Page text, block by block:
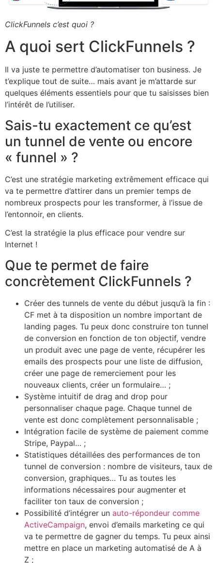
ClickFunnels c’est quoi ?
A quoi sert ClickFunnels ?
Il va juste te permettre d’automatiser ton business. Je
t’explique tout de suite… mais avant je m’attarde sur
quelques éléments essentiels pour que tu saisisses bien
l’intérêt de l’utiliser.
Sais-tu exactement ce qu’est
un tunnel de vente ou encore
« funnel » ?
C’est une stratégie marketing extrêmement efficace qui
va te permettre d’attirer dans un premier temps de
nombreux prospects pour les transformer, à l’issue de
l’entonnoir, en clients.
C’est la stratégie la plus efficace pour vendre sur
Internet !
Que te permet de faire
concrètement ClickFunnels ?
Créer des tunnels de vente du début jusqu’à la fin :
CF met à ta disposition un nombre important de
landing pages. Tu peux donc construire ton tunnel
de conversion en fonction de ton objectif, vendre
un produit avec une page de vente, récupérer les
emails des prospects pour une liste de diffusion,
créer une page de remerciement pour les
nouveaux clients, créer un formulaire… ;
Système intuitif de drag and drop pour
personnaliser chaque page. Chaque tunnel de
vente est donc complètement personnalisable ;
Intégration facile de système de paiement comme
Stripe, Paypal… ;
Statistiques détaillées des performances de ton
tunnel de conversion : nombre de visiteurs, taux de
conversion, graphiques… Tu as toutes les
informations nécessaires pour augmenter et
faciliter ton taux de conversion ;
Possibilité d’intégrer un auto-répondeur comme
ActiveCampaign, envoi d’emails marketing ce qui
va te permettre de gagner du temps. Tu peux ainsi
mettre en place un marketing automatisé de A à
Z ;